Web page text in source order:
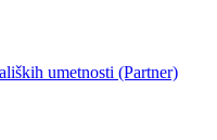
umetnosti (Partner)